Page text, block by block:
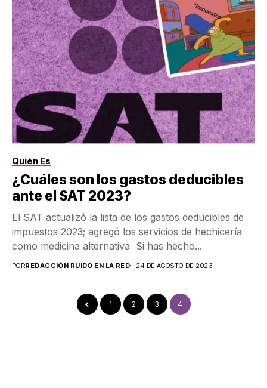
Quién Es
¿Cuáles son los gastos deducibles
ante el SAT 2023?
El SAT actualizó la lista de los gastos deducibles de
impuestos 2023; agregó los servicios de hechicería
como medicina alternativa Si has hecho...
PORREDACCIÓN RUIDO EN LA RED 24 DE AGOSTO DE 2023
1 2 3 4